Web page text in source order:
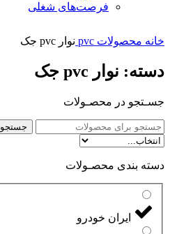
فرصت‌های شغلی
خانه محصولات pvc نوار pvc جک
دسته: نوار pvc جک
جسـتجو در محصـولات
جستجو
دسته بندی محصـولات
ایران خودرو